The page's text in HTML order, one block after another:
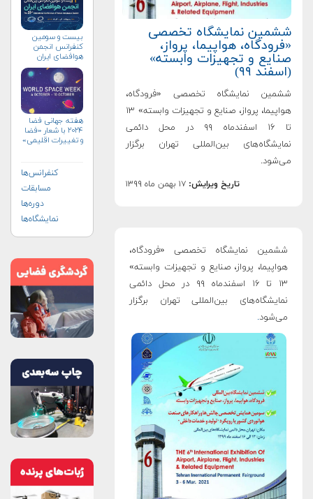
ششمین نمایشگاه تخصصی
«فرودگاه، هواپیما، پرواز،
صنایع و تجهیزات وابسته»
(اسفند ۹۹)
ششمین نمایشگاه تخصصی «فرودگاه،
هواپیما، پرواز، صنایع و تجهیزات وابسته» ۱۳
تا ۱۶ اسفندماه ۹۹ در محل دائمی
نمایشگاه‌های بین‌المللی تهران برگزار
می‌شود.
تاریخ ویرایش: ۱۷ بهمن ماه ۱۳۹۹
ششمین نمایشگاه تخصصی «فرودگاه،
هواپیما، پرواز، صنایع و تجهیزات وابسته»
۱۳ تا ۱۶ اسفندماه ۹۹ در محل دائمی
نمایشگاه‌های بین‌المللی تهران برگزار
می‌شود.
بیست و سومین
کنفرانس انجمن
هوافضای ايران
هفته جهانی فضا
۲۰۲۴ با شعار «فضا
و تغییرات اقلیمی»
کنفرانس‌ها
مسابقات
دوره‌ها
نمایشگاه‌ها